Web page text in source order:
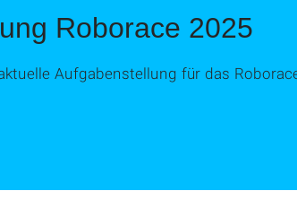
Roborace 2025
Aufgabenstellung für das